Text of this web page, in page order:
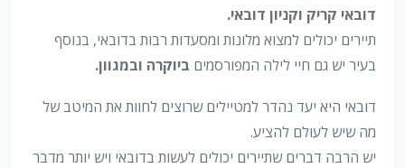
דובאי קריק וקניון דובאי.
תיירים יכולים למצוא מלונות ומסעדות רבות בדובאי, בנוסף
בעיר יש גם חיי לילה המפורסמים ביוקרה ובמגוון.
דובאי היא יעד נהדר למטיילים שרוצים לחוות את המיטב של
מה שיש לעולם להציע.
יש הרבה דברים שתיירים יכולים לעשות בדובאי ויש יותר מדבר